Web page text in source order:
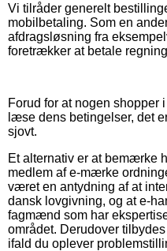
Vi tilråder generelt
mobilbetaling. Som en
afdragsløsning fra
foretrækker at betale
Forud for at nogen shopper
læse dens betingelser, det
sjovt.
Et alternativ er at bemærke
medlem af e-mærke
været en antydning af at
dansk lovgivning, og at e-
fagmænd som har
området. Derudover
ifald du oplever